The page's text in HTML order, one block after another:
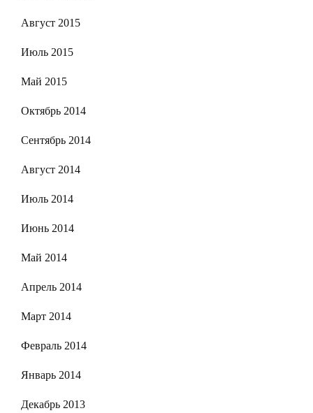
Август 2015
Июль 2015
Май 2015
Октябрь 2014
Сентябрь 2014
Август 2014
Июль 2014
Июнь 2014
Май 2014
Апрель 2014
Март 2014
Февраль 2014
Январь 2014
Декабрь 2013